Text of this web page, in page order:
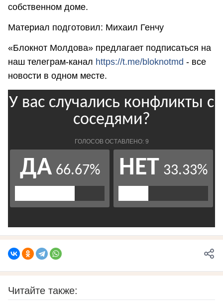
собственном доме.
Материал подготовил: Михаил Генчу
«Блокнот Молдова» предлагает подписаться на
наш телеграм-канал https://t.me/bloknotmd - все
новости в одном месте.
Читайте также: